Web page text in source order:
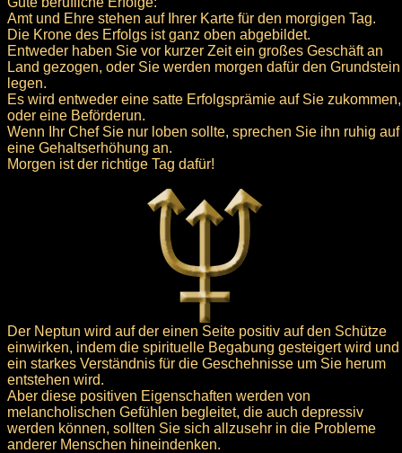
Amt und Ehre stehen auf Ihrer Karte für den morgigen Tag.
Die Krone des Erfolgs ist ganz oben abgebildet.
Entweder haben Sie vor kurzer Zeit ein großes Geschäft an
Land gezogen, oder Sie werden morgen dafür den Grundstein
legen.
Es wird entweder eine satte Erfolgsprämie auf Sie zukommen,
oder eine Beförderun.
Wenn Ihr Chef Sie nur loben sollte, sprechen Sie ihn ruhig auf
eine Gehaltserhöhung an.
Morgen ist der richtige Tag dafür!
Der Neptun wird auf der einen Seite positiv auf den Schütze
einwirken, indem die spirituelle Begabung gesteigert wird und
ein starkes Verständnis für die Geschehnisse um Sie herum
entstehen wird.
Aber diese positiven Eigenschaften werden von
melancholischen Gefühlen begleitet, die auch depressiv
werden können, sollten Sie sich allzusehr in die Probleme
anderer Menschen hineindenken.